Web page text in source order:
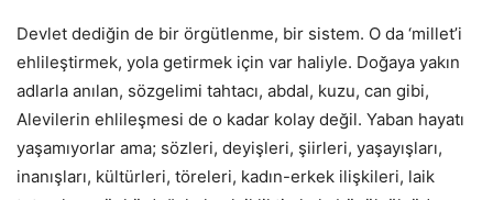
Devlet dediğin de bir örgütlenme, bir sistem. O da ‘millet’i
ehlileştirmek, yola getirmek için var haliyle. Doğaya yakın
adlarla anılan, sözgelimi tahtacı, abdal, kuzu, can gibi,
Alevilerin ehlileşmesi de o kadar kolay değil. Yaban hayatı
yaşamıyorlar ama; sözleri, deyişleri, şiirleri, yaşayışları,
inanışları, kültürleri, töreleri, kadın-erkek ilişkileri, laik